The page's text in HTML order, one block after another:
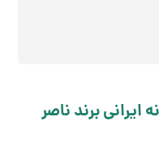
ایرانی برند ناصر